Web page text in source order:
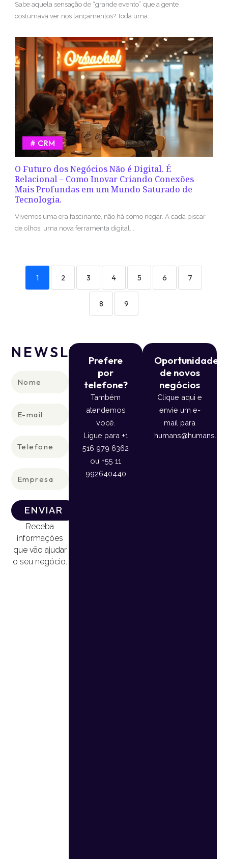
Sabe aquela sensação de “grande evento” que a gente
costumava ver nos lançamentos? Toda uma...
O Futuro dos Negócios Não é Digital. É
Relacional – Como Inovar Criando Conexões
Mais Profundas em um Mundo Saturado de
Tecnologia.
CRM
Vivemos uma era fascinante, não há como negar. A cada piscar
de olhos, uma nova ferramenta digital...
1 2 3 4 5 6 7
8 9
NEWSLETTER
ENVIAR
Receba
informações
que vão ajudar
o seu negócio.
Prefere
por
telefone?
Também
atendemos
você.
Ligue para +1
516 979 6362
ou +55 11
992640440
Oportunidade
de novos
negócios
Clique aqui e
envie um e-
mail para